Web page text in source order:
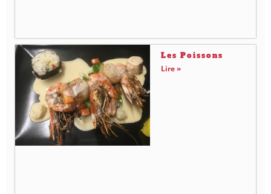
Les Poissons
Lire »